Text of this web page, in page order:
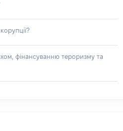
фінансуванню тероризму та